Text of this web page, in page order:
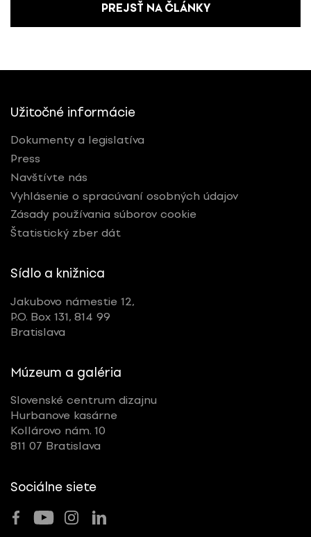
PREJSŤ NA ČLÁNKY
Užitočné informácie
Dokumenty a legislatíva
Press
Navštívte nás
Vyhlásenie o spracúvaní osobných údajov
Zásady používania súborov cookie
Štatistický zber dát
Sídlo a knižnica
Jakubovo námestie 12,
P.O. Box 131, 814 99
Bratislava
Múzeum a galéria
Slovenské centrum dizajnu
Hurbanove kasárne
Kollárovo nám. 10
811 07 Bratislava
Sociálne siete